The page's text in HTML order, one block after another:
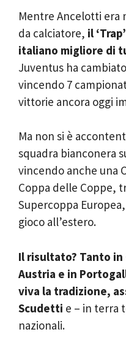
Mentre Ancelotti era
da calciatore, il
italiano migliore di
Juventus ha
vincendo 7
vittorie ancora oggi
Ma non si è
squadra bianconera
vincendo anche una
Coppa delle Coppe,
Supercoppa
gioco all’estero.
Il risultato? Tanto
Austria e in
viva la tradizione,
Scudetti e – in terra
nazionali.